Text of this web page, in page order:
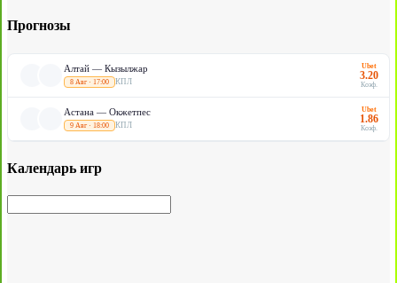
Прогнозы
Алтай — Кызылжар
8 Авг · 17:00 КПЛ
Ubet
3.20
Коэф.
Астана — Окжетпес
9 Авг · 18:00 КПЛ
Ubet
1.86
Коэф.
Календарь игр